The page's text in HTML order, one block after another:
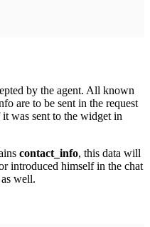
by the agent. All known
are to be sent in the request
was sent to the widget in
contact_info, this data will
introduced himself in the chat
well.